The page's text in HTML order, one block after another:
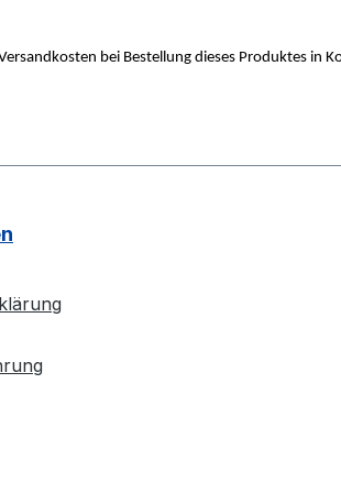
bei Bestellung dieses Produktes in